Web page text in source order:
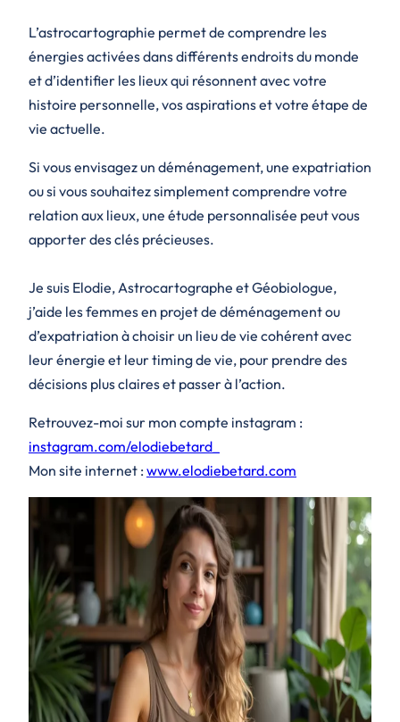
L’astrocartographie permet de comprendre les
énergies activées dans différents endroits du monde
et d’identifier les lieux qui résonnent avec votre
histoire personnelle, vos aspirations et votre étape de
vie actuelle.
Si vous envisagez un déménagement, une expatriation
ou si vous souhaitez simplement comprendre votre
relation aux lieux, une étude personnalisée peut vous
apporter des clés précieuses.
Je suis Elodie, Astrocartographe et Géobiologue,
j’aide les femmes en projet de déménagement ou
d’expatriation à choisir un lieu de vie cohérent avec
leur énergie et leur timing de vie, pour prendre des
décisions plus claires et passer à l’action.
Retrouvez-moi sur mon compte instagram :
instagram.com/elodiebetard_
Mon site internet :www.elodiebetard.com